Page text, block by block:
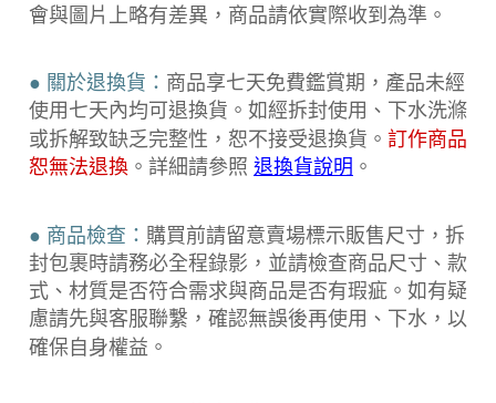
會與圖片上略有差異，商品請依實際收到為準。
● 關於退換貨： 商品享七天免費鑑賞期，產品未經
使用七天內均可退換貨。如經拆封使用、下水洗滌
或拆解致缺乏完整性，恕不接受退換貨。 訂作商品
恕無法退換 。詳細請參照 退換貨說明 。
● 商品檢查： 購買前請留意賣場標示販售尺寸，拆
封包裹時請務必全程錄影，並請檢查商品尺寸、款
式、材質是否符合需求與商品是否有瑕疵。如有疑
慮請先與客服聯繫，確認無誤後再使用、下水，以
確保自身權益。